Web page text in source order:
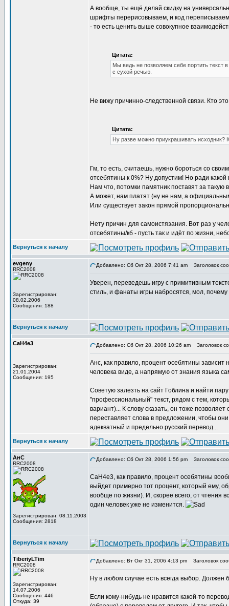
А вообще, ты ещё делай скидку на
шрифты перерисовываем, и код
- то есть ценить выше совокупное
Цитата:
Мы ведь не позволяем себе портить текст
с сухой речью.
Не вижу причинно-следственной связи. Кто
Цитата:
Ну разве можно приукрашивать исходник?
Гм, то есть, считаешь, нужно бороться со
отсебятины к 0%? Ну допустим! Но ради какой
Нам что, потомки памятник поставят за такую
А может, нам платят (ну не нам, а
Или существует закон прямой
Нету причин для самоистязания. Вот раз у
отсебятины/кб - пусть так и идёт по жизни,
Вернуться к началу
evgeny
RRC2008
Зарегистрирован:
08.02.2006
Сообщения: 188
Добавлено: Сб Окт 28, 2006 7:41 am Заголовок
Уверен, переведешь игру с примитивным
стиль, и фанаты игры набросятся, мол,
Вернуться к началу
CaH4e3
Зарегистрирован:
21.01.2004
Сообщения: 195
Добавлено: Сб Окт 28, 2006 10:26 am Заголовок
Анс, как правило, процент осебятины зависит
человека виде, а напрямую от знания языка
Советую залезть на сайт Гоблина и найти
"профессиональный" текст, рядом с тем,
вариант)... К слову сказать, он тоже
переставляет слова в предложении, чтобы
адекватный и предельно русский перевод...
Вернуться к началу
АнС
RRC2008
Зарегистрирован: 08.11.2003
Сообщения: 2818
Добавлено: Сб Окт 28, 2006 1:56 pm Заголовок
CaH4e3, как правило, процент осебятины
выйдет примерно тот процент, который ему,
вообще по жизни). И, скорее всего, от чтения
один человек уже не изменится.
Вернуться к началу
TiberiyLTim
RRC2008
Зарегистрирован:
14.07.2006
Сообщения: 446
Откуда: 39
Добавлено: Вт Окт 31, 2006 4:13 pm Заголовок
Ну в любом случае есть всегда выбор. Должен
Если кому-нибудь не нравится какой-то